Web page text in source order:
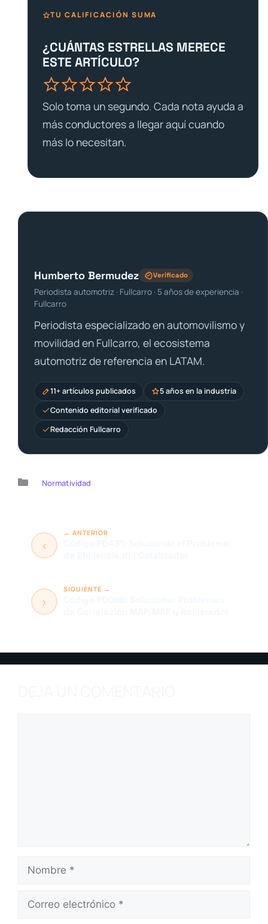
TU CALIFICACIÓN SUMA
¿CUÁNTAS ESTRELLAS MERECE
ESTE ARTÍCULO?
Solo toma un segundo. Cada nota ayuda a
más conductores a llegar aquí cuando
más lo necesitan.
Humberto Bermudez Verificado
Periodista automotriz · Fullcarro · 5 años de experiencia ·
Fullcarro
Periodista especializado en automovilismo y
movilidad en Fullcarro, el ecosistema
automotriz de referencia en LATAM.
11+ artículos publicados
5 años en la industria
Contenido editorial verificado
Redacción Fullcarro
Categorías
Normatividad
Nombre
Correo
electrónico